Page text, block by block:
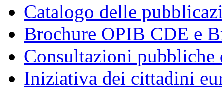
Catalogo delle
Brochure OPIB CDE e
Consultazioni pubbliche
Iniziativa dei cittadini